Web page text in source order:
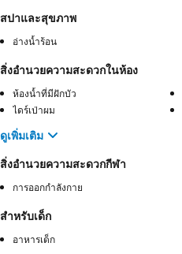
สปาและสุขภาพ
อ่างน้ำร้อน
สิ่งอำนวยความสะดวกในห้อง
ห้องน้ำที่มีฝักบัว
ไดร์เป่าผม
ดูเพิ่มเติม
สิ่งอำนวยความสะดวกกีฬา
การออกกำลังกาย
สำหรับเด็ก
อาหารเด็ก